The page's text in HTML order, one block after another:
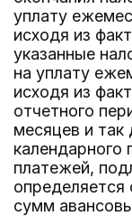
уплату
исходя из
указанные
на уплату
исходя из
отчетного
месяцев и так
календарного
платежей,
определяется
сумм